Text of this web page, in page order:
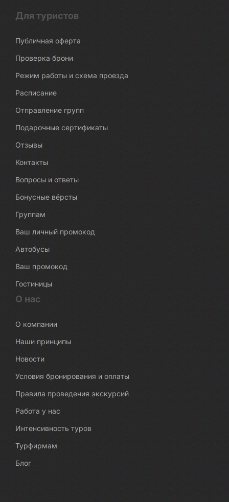
Для туристов
Публичная оферта
Проверка брони
Режим работы и схема проезда
Расписание
Отправление групп
Подарочные сертификаты
Отзывы
Контакты
Вопросы и ответы
Бонусные вёрсты
Группам
Ваш личный промокод
Автобусы
Ваш промокод
Гостиницы
О нас
О компании
Наши принципы
Новости
Условия бронирования и оплаты
Правила проведения экскурсий
Работа у нас
Интенсивность туров
Турфирмам
Блог